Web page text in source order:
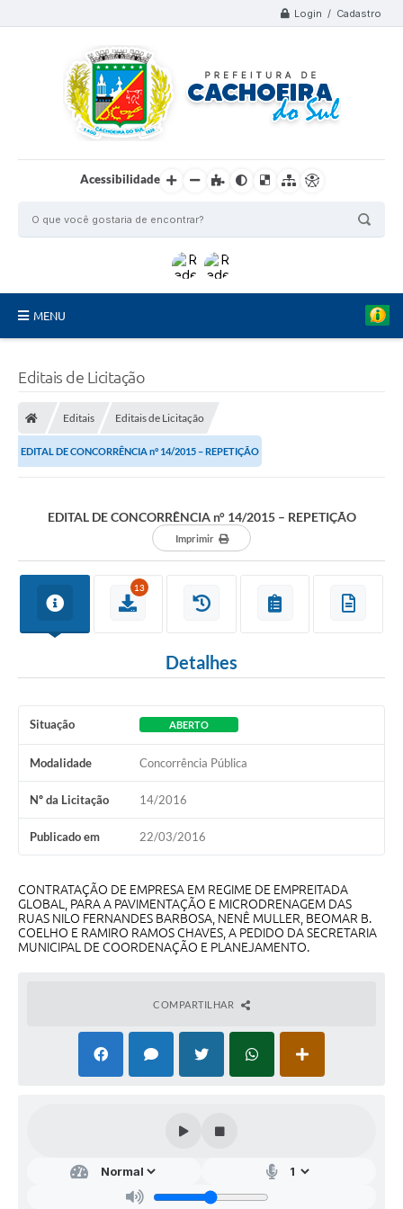
Login / Cadastro
Acessibilidade
MENU
Conselhos Municipais
Coleta seletiva - Informações
Eventos
Galeria de Fotos
A Nossa Cidade
A Prefeitura
Audiências Públicas
Galeria de Vídeos
Gabinetes e Secretarias
Serviços Online
Editais de Licitação
Editais Editais de Licitação
EDITAL DE CONCORRÊNCIA n° 14/2015 – REPETIÇÃO
EDITAL DE CONCORRÊNCIA n° 14/2015 – REPETIÇÃO
Imprimir
13
Detalhes
Situação ABERTO
Modalidade Concorrência Pública
Nº da Licitação 14/2016
Publicado em 22/03/2016
CONTRATAÇÃO DE EMPRESA EM REGIME DE EMPREITADA
GLOBAL, PARA A PAVIMENTAÇÃO E MICRODRENAGEM DAS
RUAS NILO FERNANDES BARBOSA, NENÊ MULLER, BEOMAR B.
COELHO E RAMIRO RAMOS CHAVES, A PEDIDO DA SECRETARIA
MUNICIPAL DE COORDENAÇÃO E PLANEJAMENTO.
COMPARTILHAR